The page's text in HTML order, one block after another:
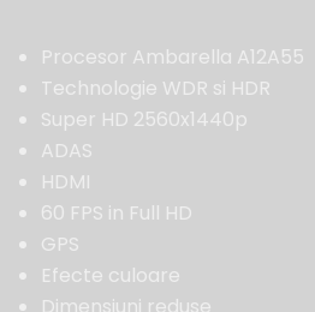
Procesor Ambarella A12A55
Technologie WDR si HDR
Super HD 2560x1440p
ADAS
HDMI
60 FPS in Full HD
GPS
Efecte culoare